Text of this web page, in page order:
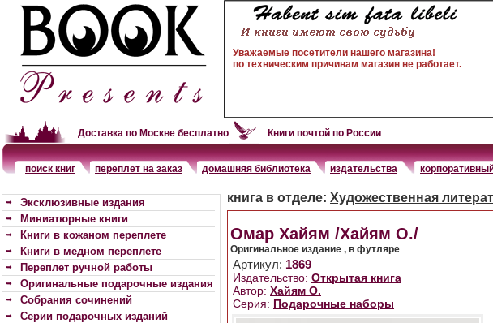
Уважаемые посетители нашего магазина!
по техническим причинам магазин не работает.
Доставка по Москве бесплатно Книги почтой по России
поиск книг переплет на заказ домашняя библиотека издательства
книга в отделе: Художественная
Омар Хайям /Хайям О./
Оригинальное издание , в футляре
Артикул: 1869
Издательство: Открытая книга
Автор: Хайям О.
Cерия: Подарочные наборы
Эксклюзивные издания
Миниатюрные книги
Книги в кожаном переплете
Книги в медном переплете
Переплет ручной работы
Оригинальные подарочные издания
Собрания сочинений
Серии подарочных изданий